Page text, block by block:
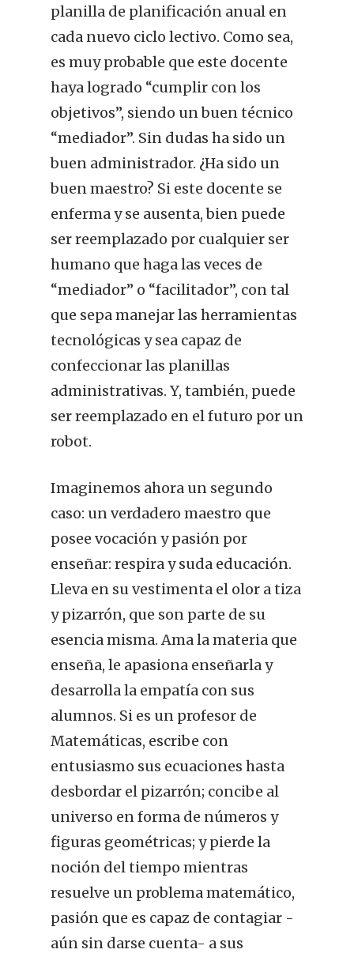
planilla de planificación anual en
cada nuevo ciclo lectivo. Como sea,
es muy probable que este docente
haya logrado “cumplir con los
objetivos”, siendo un buen técnico
“mediador”. Sin dudas ha sido un
buen administrador. ¿Ha sido un
buen maestro? Si este docente se
enferma y se ausenta, bien puede
ser reemplazado por cualquier ser
humano que haga las veces de
“mediador” o “facilitador”, con tal
que sepa manejar las herramientas
tecnológicas y sea capaz de
confeccionar las planillas
administrativas. Y, también, puede
ser reemplazado en el futuro por un
robot.
Imaginemos ahora un segundo
caso: un verdadero maestro que
posee vocación y pasión por
enseñar: respira y suda educación.
Lleva en su vestimenta el olor a tiza
y pizarrón, que son parte de su
esencia misma. Ama la materia que
enseña, le apasiona enseñarla y
desarrolla la empatía con sus
alumnos. Si es un profesor de
Matemáticas, escribe con
entusiasmo sus ecuaciones hasta
desbordar el pizarrón; concibe al
universo en forma de números y
figuras geométricas; y pierde la
noción del tiempo mientras
resuelve un problema matemático,
pasión que es capaz de contagiar -
aún sin darse cuenta- a sus